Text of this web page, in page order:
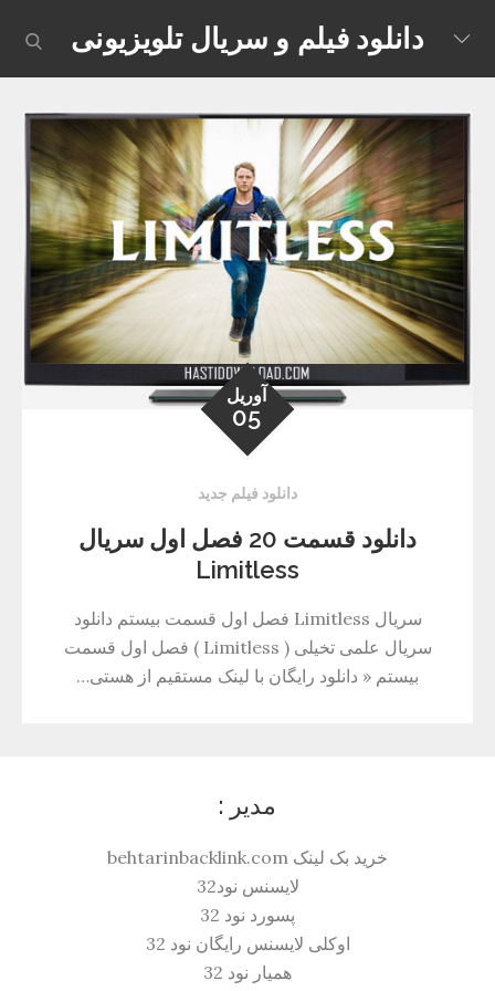
content
دانلود فیلم و سریال تلویزیونی
آوریل
05
دانلود فیلم جدید
دانلود قسمت 20 فصل اول سریال
Limitless
سریال Limitless فصل اول قسمت بیستم دانلود
سریال علمی تخیلی ( Limitless ) فصل اول قسمت
بیستم « دانلود رایگان با لینک مستقیم از هستی…
مدیر :
خرید بک لینک behtarinbacklink.com
لایسنس نود32
پسورد نود 32
اوکلی لایسنس رایگان نود 32
همیار نود 32